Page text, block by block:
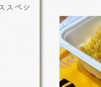
スぺシ